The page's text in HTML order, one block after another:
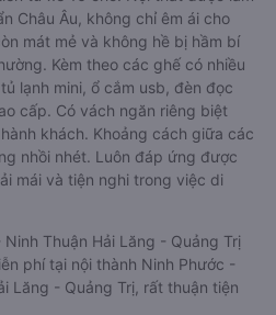
Châu Âu, không chỉ êm ái cho
mát mẻ và không hề bị hầm bí
Kèm theo các ghế có nhiều
lạnh mini, ổ cắm usb, đèn đọc
cấp. Có vách ngăn riêng biệt
khách. Khoảng cách giữa các
nhồi nhét. Luôn đáp ứng được
mái và tiện nghi trong việc di
Thuận Hải Lăng - Quảng Trị
phí tại nội thành Ninh Phước -
Lăng - Quảng Trị, rất thuận tiện